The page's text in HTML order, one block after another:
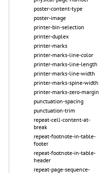
poster-content-type
poster-image
printer-bin-selection
printer-duplex
printer-marks
printer-marks-line-color
printer-marks-line-length
printer-marks-line-width
printer-marks-spine-width
printer-marks-zero-margin
punctuation-spacing
punctuation-trim
repeat-cell-content-at-
break
repeat-footnote-in-table-
footer
repeat-footnote-in-table-
header
repeat-page-sequence-